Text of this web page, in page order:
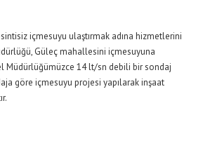
içmesuyu ulaştırmak adına hizmetlerini
Güleç mahallesini içmesuyuna
Müdürlüğümüzce 14 lt/sn debili bir sondaj
göre içmesuyu projesi yapılarak inşaat